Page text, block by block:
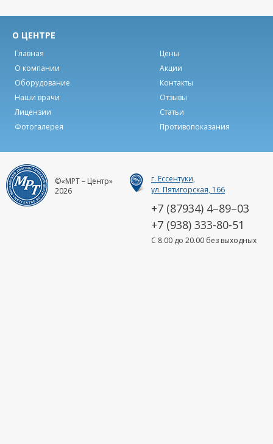
О ЦЕНТРЕ
Главная
Цены
О компании
Акции
Оборудование
Контакты
Наши врачи
Отзывы
Лицензии
Статьи
Фотогалерея
Противопоказания
©«МРТ – Центр»
2026
г. Ессентуки,
ул. Пятигорская, 166
+7 (87934) 4–89–03
+7 (938) 333-80-51
C 8.00 до 20.00 без выходных